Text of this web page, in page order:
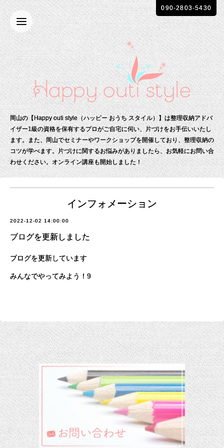
岡山の【Happy outi style（ハッピー おうち スタイル）】は整理収納アドバ
イザー1級の資格を保有するプロがご自宅に伺い、片づけをお手伝いいたし
ます。 また、岡山でセミナーやワークショップを開催しており、整理収納の
コツが学べます。 片づけに関するお悩みがありましたら、お気軽にお問い合
わせください。 オンライン講座も開始しました！
090-2803-5430
インフォメーション
2022-12-02 14:00:00
ブログを更新しました
ブログを更新しています
みんなでやってみよう！9